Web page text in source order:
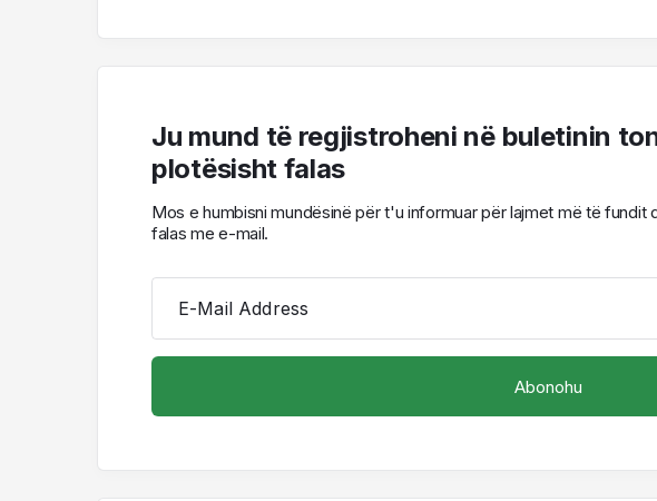
Ju mund të regjistroheni në buletinin
plotësisht falas
Mos e humbisni mundësinë për t'u informuar për lajmet më të fundit
falas me e-mail.
E-Mail Address